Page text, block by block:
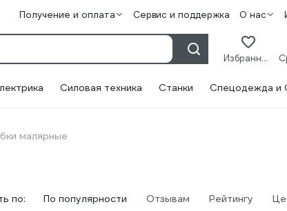
Получение и оплата Сервис и поддержка О нас
Избранное
Силовая техника Станки Спецодежда и
малярные
по: По популярности Отзывам Рейтингу